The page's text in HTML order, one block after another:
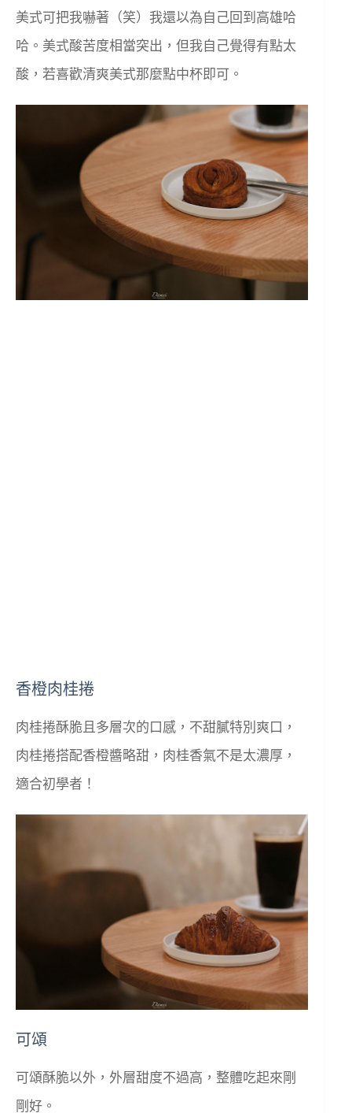
美式可把我嚇著（笑）我還以為自己回到高雄哈
哈。美式酸苦度相當突出，但我自己覺得有點太
酸，若喜歡清爽美式那麼點中杯即可。
香橙肉桂捲
肉桂捲酥脆且多層次的口感，不甜膩特別爽口，
肉桂捲搭配香橙醬略甜，肉桂香氣不是太濃厚，
適合初學者！
可頌
可頌酥脆以外，外層甜度不過高，整體吃起來剛
剛好。